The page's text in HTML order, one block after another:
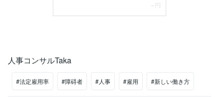
人事コンサルTaka
#法定雇用率 #障碍者 #人事 #雇用 #新しい働き方